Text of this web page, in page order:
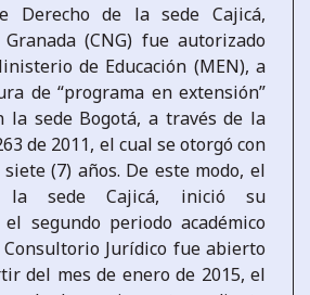
Derecho de la sede Cajicá,
(CNG) fue autorizado
de Educación (MEN), a
de “programa en extensión”
la sede Bogotá, a través de la
de 2011, el cual se otorgó con
(7) años. De este modo, el
la sede Cajicá, inició su
segundo periodo académico
Consultorio Jurídico fue abierto
del mes de enero de 2015, el